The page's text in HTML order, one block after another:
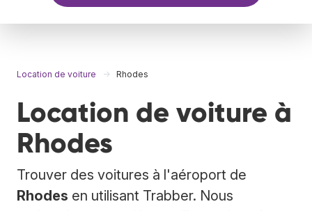
Location de voiture Rhodes
Location de voiture à
Rhodes
Trouver des voitures à l'aéroport de
Rhodes en utilisant Trabber. Nous